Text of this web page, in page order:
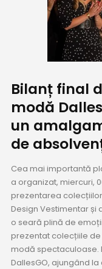
Bilanț final
modă
un
de
Cea mai importantă
a organizat, miercuri,
prezentarea
Design Vestimentar și
o seară plină de
prezentat colecțiile
modă spectaculoase.
DallesGO, ajungând